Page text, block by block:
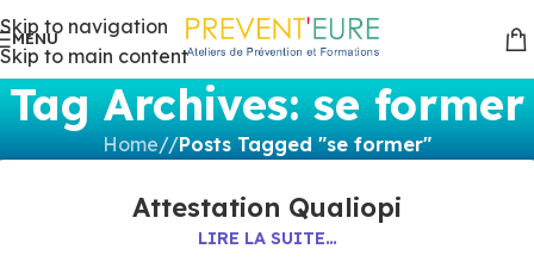
Skip to navigation
Skip to main content
MENU
Tag Archives: se former
Home/ Posts Tagged "se former"
Attestation Qualiopi
LIRE LA SUITE…